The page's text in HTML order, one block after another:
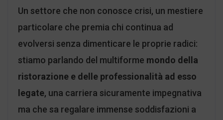
Un settore che non conosce crisi, un mestiere
particolare che premia chi continua ad
evolversi senza dimenticare le proprie radici:
stiamo parlando del multiforme mondo della
ristorazione e delle professionalità ad esso
legate, una carriera sicuramente impegnativa
ma che sa regalare immense soddisfazioni a